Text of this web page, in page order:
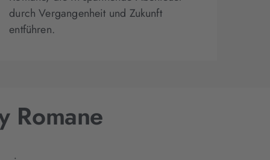
durch Vergangenheit und Zukunft
entführen.
Romane